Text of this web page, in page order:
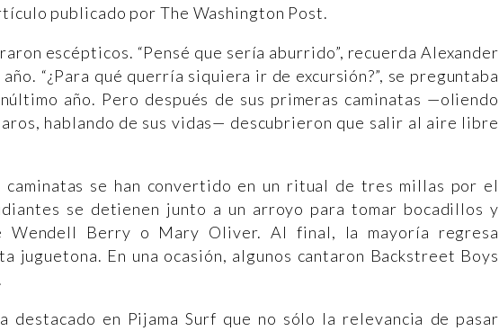
publicado por The Washington Post.
escépticos. “Pensé que sería aburrido”, recuerda Alexander
“¿Para qué querría siquiera ir de excursión?”, se preguntaba
año. Pero después de sus primeras caminatas —oliendo
hablando de sus vidas— descubrieron que salir al aire libre
se han convertido en un ritual de tres millas por el
se detienen junto a un arroyo para tomar bocadillos y
Wendell Berry o Mary Oliver. Al final, la mayoría regresa
juguetona. En una ocasión, algunos cantaron Backstreet Boys
destacado en Pijama Surf que no sólo la relevancia de pasar